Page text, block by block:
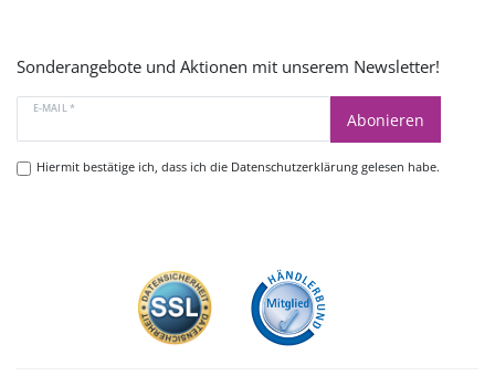
Sonderangebote und Aktionen mit unserem Newsletter!
E-MAIL *
Abonieren
Hiermit bestätige ich, dass ich die Datenschutzerklärunggelesen habe.